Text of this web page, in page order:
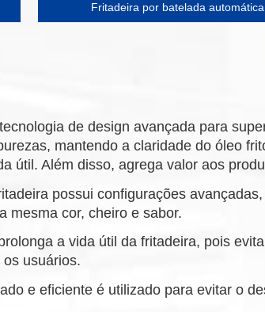
Fritadeira por batelada automática
de design avançada para
mantendo a claridade do óleo
útil. Além disso, agrega valor aos
possui configurações
mesma cor, cheiro e sabor.
a vida útil da fritadeira, pois
usuários.
e eficiente é utilizado para evitar o